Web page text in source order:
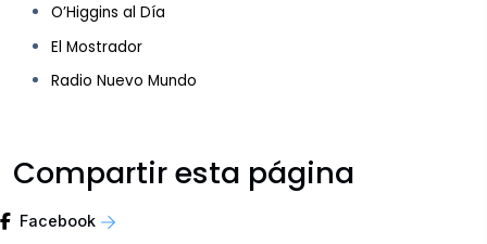
O’Higgins al Día
El Mostrador
Radio Nuevo Mundo
Compartir esta página
Facebook